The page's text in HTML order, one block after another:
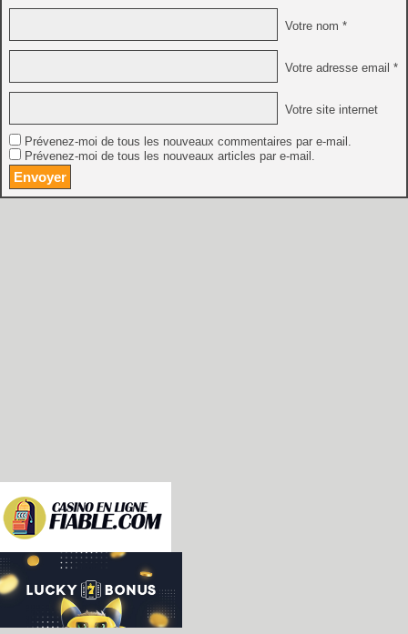
Votre nom *
Votre adresse email *
Votre site internet
Prévenez-moi de tous les nouveaux commentaires par e-mail.
Prévenez-moi de tous les nouveaux articles par e-mail.